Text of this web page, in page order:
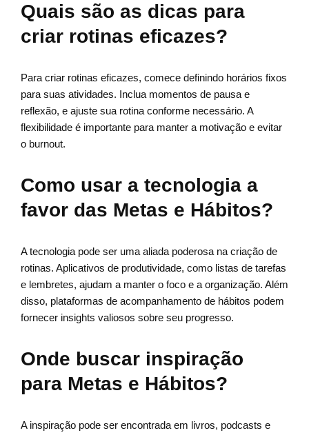
Quais são as dicas para
criar rotinas eficazes?
Para criar rotinas eficazes, comece definindo horários fixos
para suas atividades. Inclua momentos de pausa e
reflexão, e ajuste sua rotina conforme necessário. A
flexibilidade é importante para manter a motivação e evitar
o burnout.
Como usar a tecnologia a
favor das Metas e Hábitos?
A tecnologia pode ser uma aliada poderosa na criação de
rotinas. Aplicativos de produtividade, como listas de tarefas
e lembretes, ajudam a manter o foco e a organização. Além
disso, plataformas de acompanhamento de hábitos podem
fornecer insights valiosos sobre seu progresso.
Onde buscar inspiração
para Metas e Hábitos?
A inspiração pode ser encontrada em livros, podcasts e